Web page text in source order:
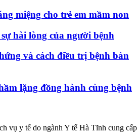
miệng cho trẻ em mầm non
hài lòng của người bệnh
và cách điều trị bệnh bàn
lặng đồng hành cùng bệnh
vụ y tế do ngành Y tế Hà Tĩnh cung cấp